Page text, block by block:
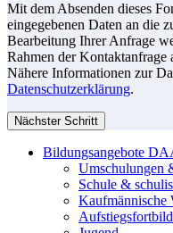
Mit dem Absenden dieses
eingegebenen Daten an die
Bearbeitung Ihrer Anfrage
Rahmen der Kontaktanfrage
Nähere Informationen zur
Datenschutzerklärung.
Nächster Schritt
Bildungsangebote
Umschulungen
Schule &
Kaufmännische